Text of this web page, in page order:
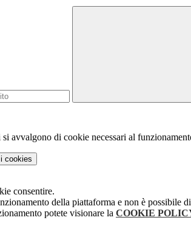
avvalgono di cookie necessari al
i cookies
consentire.
della piattaforma e non è possibile
potete visionare la COOKIE